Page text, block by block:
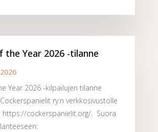
the Year 2026 -tilanne
Year 2026 -kilpailujen tilanne
ry:n verkkosivustolle
https://cockerspanielit.org/. Suora